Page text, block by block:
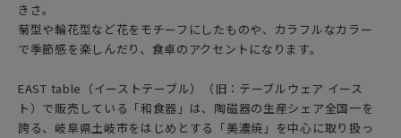
きさ。
菊型や輪花型など花をモチーフにしたものや、カラフルなカラー
で季節感を楽しんだり、食卓のアクセントになります。
EAST table（イーストテーブル）（旧：テーブルウェア イース
ト）で販売している「和食器」は、陶磁器の生産シェア全国一を
誇る、岐阜県土岐市をはじめとする「美濃焼」を中心に取り扱っ